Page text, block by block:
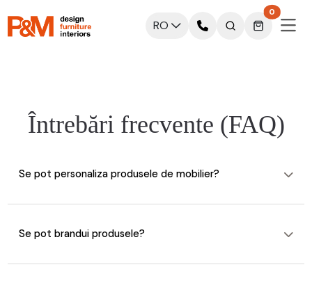
RO
0
Întrebări frecvente (FAQ)
Se pot personaliza produsele de mobilier?
Se pot brandui produsele?